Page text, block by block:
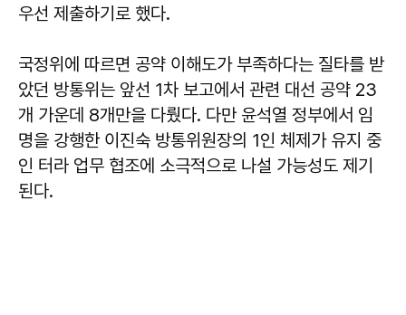
우선 제출하기로 했다.
국정위에 따르면 공약 이해도가 부족하다는 질타를 받
았던 방통위는 앞선 1차 보고에서 관련 대선 공약 23
개 가운데 8개만을 다뤘다. 다만 윤석열 정부에서 임
명을 강행한 이진숙 방통위원장의 1인 체제가 유지 중
인 터라 업무 협조에 소극적으로 나설 가능성도 제기
된다.